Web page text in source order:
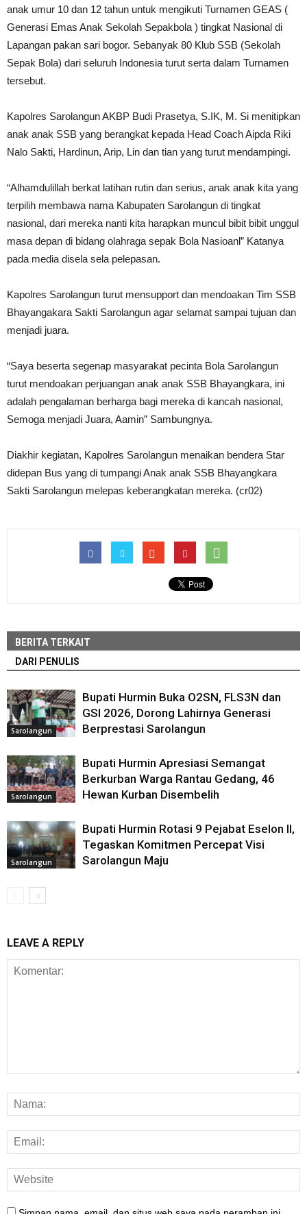
anak umur 10 dan 12 tahun untuk mengikuti Turnamen GEAS (
Generasi Emas Anak Sekolah Sepakbola ) tingkat Nasional di
Lapangan pakan sari bogor. Sebanyak 80 Klub SSB (Sekolah
Sepak Bola) dari seluruh Indonesia turut serta dalam Turnamen
tersebut.
Kapolres Sarolangun AKBP Budi Prasetya, S.IK, M. Si menitipkan
anak anak SSB yang berangkat kepada Head Coach Aipda Riki
Nalo Sakti, Hardinun, Arip, Lin dan tian yang turut mendampingi.
“Alhamdulillah berkat latihan rutin dan serius, anak anak kita yang
terpilih membawa nama Kabupaten Sarolangun di tingkat
nasional, dari mereka nanti kita harapkan muncul bibit bibit unggul
masa depan di bidang olahraga sepak Bola Nasioanl” Katanya
pada media disela sela pelepasan.
Kapolres Sarolangun turut mensupport dan mendoakan Tim SSB
Bhayangakara Sakti Sarolangun agar selamat sampai tujuan dan
menjadi juara.
“Saya beserta segenap masyarakat pecinta Bola Sarolangun
turut mendoakan perjuangan anak anak SSB Bhayangkara, ini
adalah pengalaman berharga bagi mereka di kancah nasional,
Semoga menjadi Juara, Aamin” Sambungnya.
Diakhir kegiatan, Kapolres Sarolangun menaikan bendera Star
didepan Bus yang di tumpangi Anak anak SSB Bhayangkara
Sakti Sarolangun melepas keberangkatan mereka. (cr02)
BERITA TERKAIT
DARI PENULIS
Sarolangun
Bupati Hurmin Buka O2SN, FLS3N dan
GSI 2026, Dorong Lahirnya Generasi
Berprestasi Sarolangun
Sarolangun
Bupati Hurmin Apresiasi Semangat
Berkurban Warga Rantau Gedang, 46
Hewan Kurban Disembelih
Sarolangun
Bupati Hurmin Rotasi 9 Pejabat Eselon II,
Tegaskan Komitmen Percepat Visi
Sarolangun Maju
LEAVE A REPLY